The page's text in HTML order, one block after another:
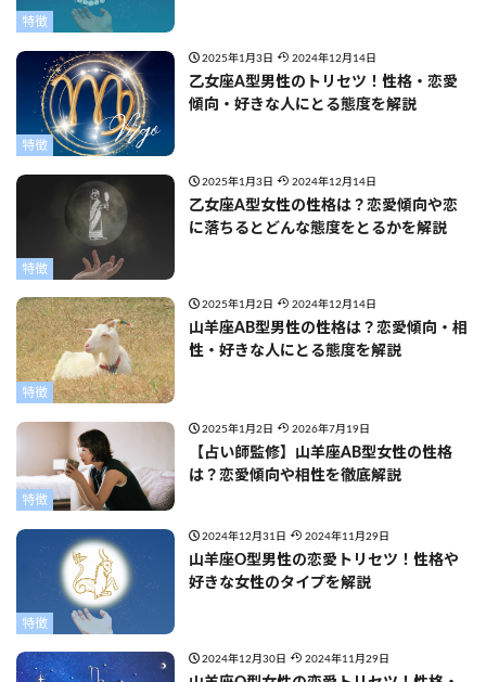
特徴
特徴
2025年1月3日 2024年12月14日
乙女座A型男性のトリセツ！性格・恋愛
傾向・好きな人にとる態度を解説
特徴
2025年1月3日 2024年12月14日
乙女座A型女性の性格は？恋愛傾向や恋
に落ちるとどんな態度をとるかを解説
特徴
2025年1月2日 2024年12月14日
山羊座AB型男性の性格は？恋愛傾向・相
性・好きな人にとる態度を解説
特徴
2025年1月2日 2026年7月19日
【占い師監修】山羊座AB型女性の性格
は？恋愛傾向や相性を徹底解説
特徴
2024年12月31日 2024年11月29日
山羊座O型男性の恋愛トリセツ！性格や
好きな女性のタイプを解説
2024年12月30日 2024年11月29日